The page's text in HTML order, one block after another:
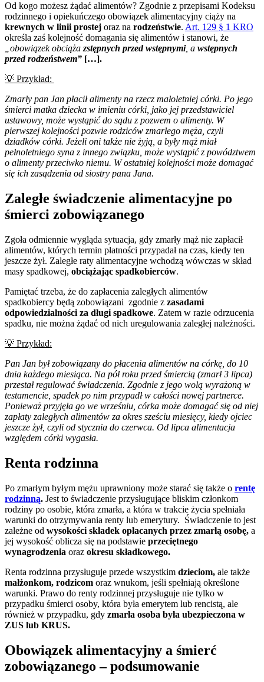
Od kogo możesz żądać alimentów? Zgodnie z przepisami Kodeksu
rodzinnego i opiekuńczego obowiązek alimentacyjny ciąży na
krewnych w linii prostej oraz na rodzeństwie. Art. 129 § 1 KRO
określa zaś kolejność domagania się alimentów i stanowi, że
„obowiązek obciążazstępnych przed wstępnymi, a wstępnych
przed rodzeństwem” […].
💡 Przykład:
Zmarły pan Jan płacił alimenty na rzecz małoletniej córki. Po jego
śmierci matka dziecka w imieniu córki, jako jej przedstawiciel
ustawowy, może wystąpić do sądu z pozwem o alimenty. W
pierwszej kolejności pozwie rodziców zmarłego męża, czyli
dziadków córki. Jeżeli oni także nie żyją, a były mąż miał
pełnoletniego syna z innego związku, może wystąpić z powództwem
o alimenty przeciwko niemu. W ostatniej kolejności może domagać
się ich zasądzenia od siostry pana Jana.
Zaległe świadczenie alimentacyjne po
śmierci zobowiązanego
Zgoła odmiennie wygląda sytuacja, gdy zmarły mąż nie zapłacił
alimentów, których termin płatności przypadał na czas, kiedy ten
jeszcze żył. Zaległe raty alimentacyjne wchodzą wówczas w skład
masy spadkowej, obciążając spadkobierców.
Pamiętać trzeba, że do zapłacenia zaległych alimentów
spadkobiercy będą zobowiązani zgodnie z zasadami
odpowiedzialności za długi spadkowe. Zatem w razie odrzucenia
spadku, nie można żądać od nich uregulowania zaległej należności.
💡 Przykład:
Pan Jan był zobowiązany do płacenia alimentów na córkę, do 10
dnia każdego miesiąca. Na pół roku przed śmiercią (zmarł 3 lipca)
przestał regulować świadczenia. Zgodnie z jego wolą wyrażoną w
testamencie, spadek po nim przypadł w całości nowej partnerce.
Ponieważ przyjęła go we wrześniu, córka może domagać się od niej
zapłaty zaległych alimentów za okres sześciu miesięcy, kiedy ojciec
jeszcze żył, czyli od stycznia do czerwca. Od lipca alimentacja
względem córki wygasła.
Renta rodzinna
Po zmarłym byłym mężu uprawniony może starać się także o rentę
rodzinną. Jest to świadczenie przysługujące bliskim członkom
rodziny po osobie, która zmarła, a która w trakcie życia spełniała
warunki do otrzymywania renty lub emerytury. Świadczenie to jest
zależne od wysokości składek opłacanych przez zmarłą osobę, a
jej wysokość oblicza się na podstawie przeciętnego
wynagrodzenia oraz okresu składkowego.
Renta rodzinna przysługuje przede wszystkim dzieciom, ale także
małżonkom, rodzicom oraz wnukom, jeśli spełniają określone
warunki. Prawo do renty rodzinnej przysługuje nie tylko w
przypadku śmierci osoby, która była emerytem lub rencistą, ale
również w przypadku, gdy zmarła osoba była ubezpieczona w
ZUS lub KRUS.
Obowiązek alimentacyjny a śmierć
zobowiązanego – podsumowanie